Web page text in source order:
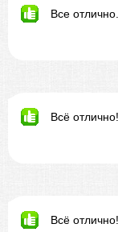
Все отлично.
Всё отлично!
Всё отлично!